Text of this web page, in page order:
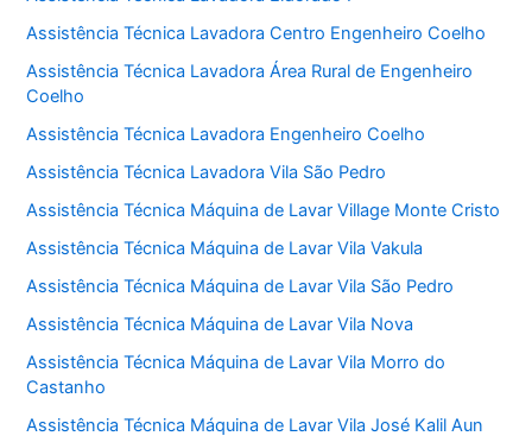
Assistência Técnica Lavadora Centro Engenheiro Coelho
Assistência Técnica Lavadora Área Rural de Engenheiro
Coelho
Assistência Técnica Lavadora Engenheiro Coelho
Assistência Técnica Lavadora Vila São Pedro
Assistência Técnica Máquina de Lavar Village Monte Cristo
Assistência Técnica Máquina de Lavar Vila Vakula
Assistência Técnica Máquina de Lavar Vila São Pedro
Assistência Técnica Máquina de Lavar Vila Nova
Assistência Técnica Máquina de Lavar Vila Morro do
Castanho
Assistência Técnica Máquina de Lavar Vila José Kalil Aun